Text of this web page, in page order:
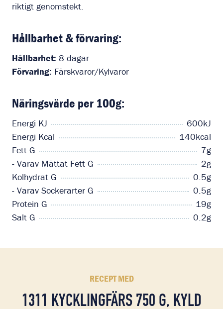
riktigt genomstekt.
Hållbarhet & förvaring:
Hållbarhet: 8 dagar
Förvaring: Färskvaror/Kylvaror
Näringsvärde per 100g:
Energi KJ
600kJ
Energi Kcal
140kcal
Fett G
7g
- Varav Mättat Fett G
2g
Kolhydrat G
0.5g
- Varav Sockerarter G
0.5g
Protein G
19g
Salt G
0.2g
RECEPT MED
1311 KYCKLINGFÄRS 750 G, KYLD